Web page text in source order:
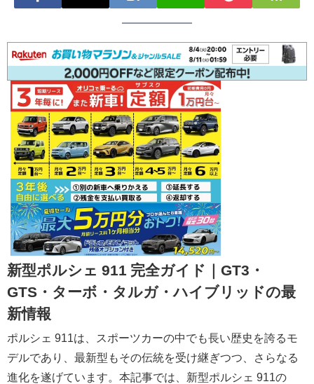
新型ポルシェ 911 完全ガイド｜GT3・
GTS・ターボ・タルガ・ハイブリッドの最
新情報
ポルシェ 911は、スポーツカーの中でも長い歴史を誇るモ
デルであり、最新型もその伝統を受け継ぎつつ、さらなる
進化を遂げています。本記事では、新型ポルシェ 911の